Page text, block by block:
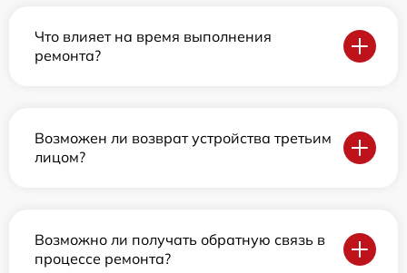
Что влияет на время выполнения
ремонта?
Возможен ли возврат устройства третьим
лицом?
Возможно ли получать обратную связь в
процессе ремонта?